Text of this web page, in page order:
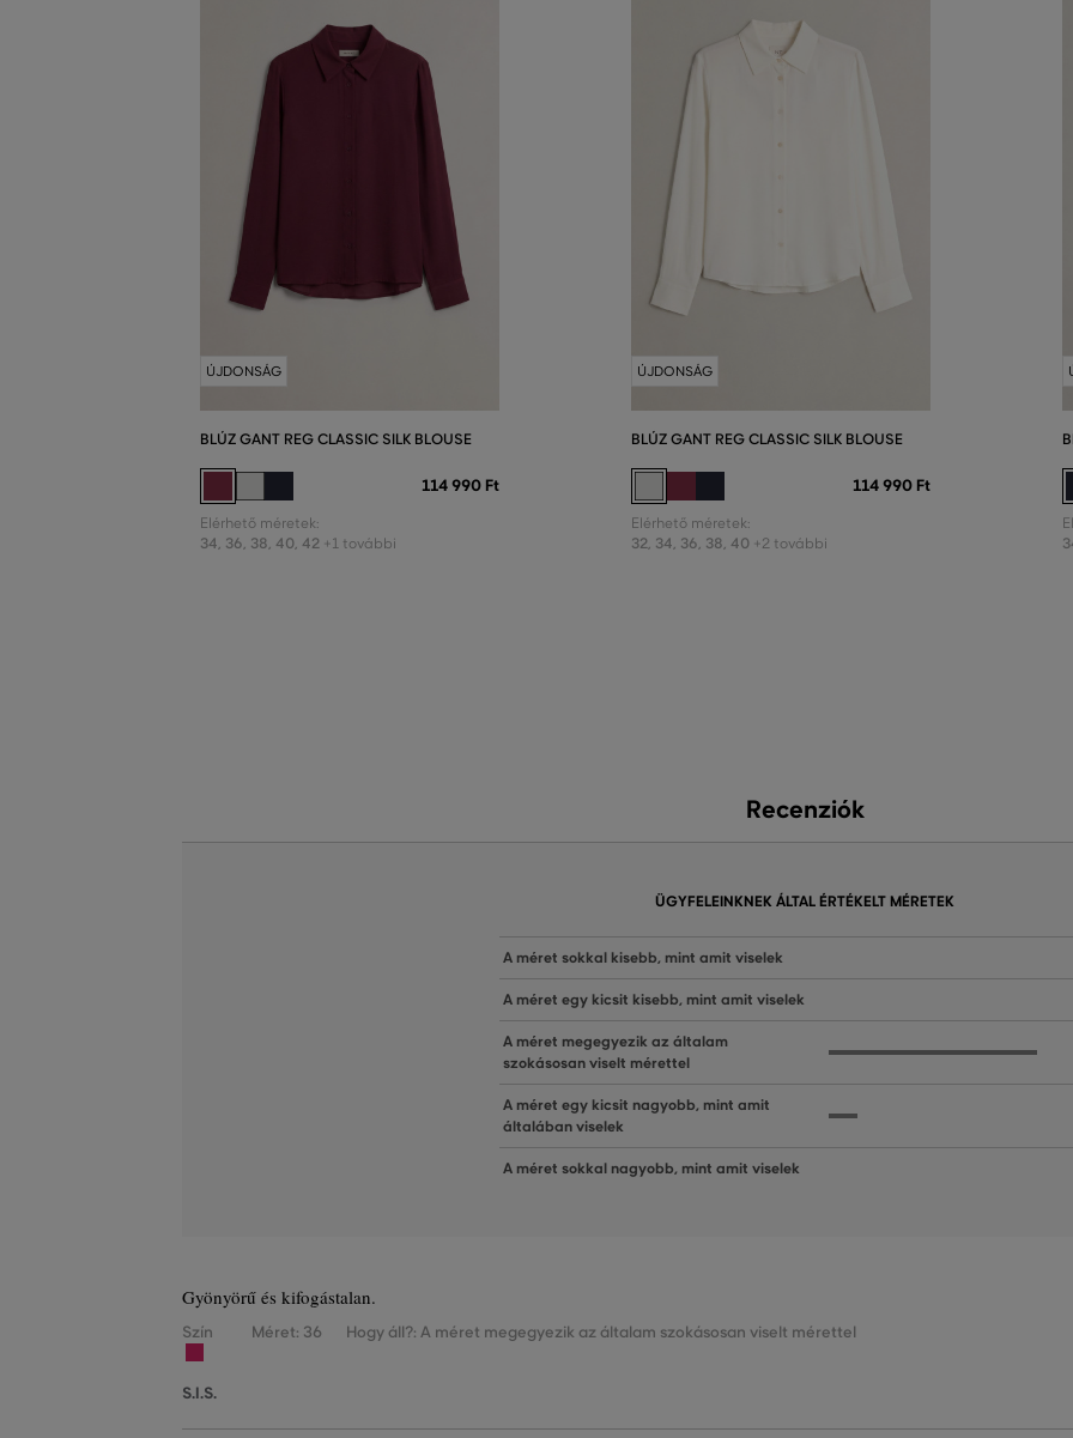
ÚJDONSÁG
BLÚZ GANT REG CLASSIC SILK BLOUSE
114 990 Ft
Elérhető méretek:
34, 36, 38, 40, 42 +1 további
ÚJDONSÁG
BLÚZ GANT REG CLASSIC SILK BLOUSE
114 990 Ft
Elérhető méretek:
32, 34, 36, 38, 40 +2 további
Recenziók
ÜGYFELEINKNEK ÁLTAL ÉRTÉKELT MÉRETEK
A méret sokkal kisebb, mint amit viselek
A méret egy kicsit kisebb, mint amit viselek
A méret megegyezik az általam
szokásosan viselt mérettel
A méret egy kicsit nagyobb, mint amit
általában viselek
A méret sokkal nagyobb, mint amit viselek
Gyönyörű és kifogástalan.
Szín Méret: 36 Hogy áll?: A méret megegyezik az általam szokásosan viselt mérettel
S.I.S.